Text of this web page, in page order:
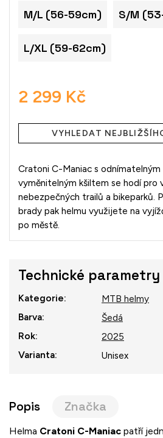
2 299 Kč
cena:
VYHLEDAT
M/L (56-59cm) S/M
L/XL (59-62cm)
Cratoni C-Maniac s odnímatelným
vyměnitelným kšiltem se hodí pro
nebezpečných trailů a bikeparků.
brady pak helmu využijete na
po městě.
Technické parametry
Kategorie:
MTB helmy
Barva:
Šedá
Rok:
2025
Varianta: Unisex
Popis Značka
Helma Cratoni C-Maniac patří